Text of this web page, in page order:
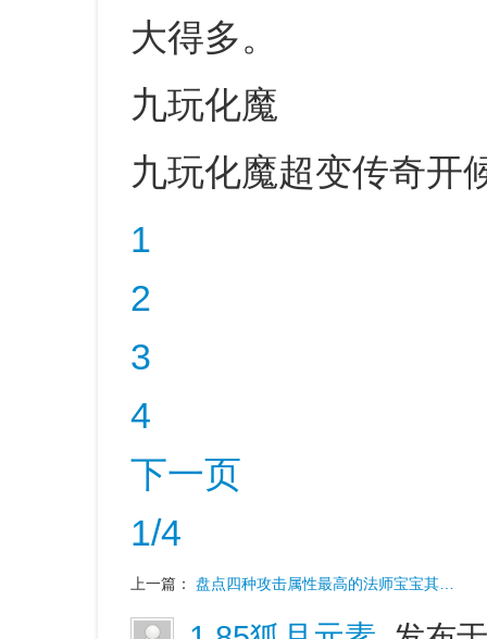
大得多。
九玩化魔
九玩化魔超变传奇开
1
2
3
4
下一页
1/4
上一篇： 盘点四种攻击属性最高的法师宝宝其…